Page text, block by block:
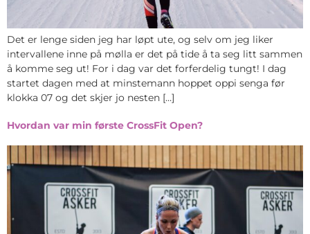
Det er lenge siden jeg har løpt ute, og selv om jeg liker
intervallene inne på mølla er det på tide å ta seg litt sammen
å komme seg ut! For i dag var det forferdelig tungt! I dag
startet dagen med at minstemann hoppet oppi senga før
klokka 07 og det skjer jo nesten […]
Hvordan var min første CrossFit Open?